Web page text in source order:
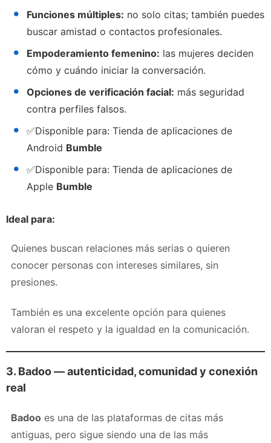
Funciones múltiples: no solo citas; también puedes
buscar amistad o contactos profesionales.
Empoderamiento femenino: las mujeres deciden
cómo y cuándo iniciar la conversación.
Opciones de verificación facial: más seguridad
contra perfiles falsos.
✅Disponible para: Tienda de aplicaciones de
Android Bumble
✅Disponible para: Tienda de aplicaciones de
Apple Bumble
Ideal para:
Quienes buscan relaciones más serias o quieren
conocer personas con intereses similares, sin
presiones.
También es una excelente opción para quienes
valoran el respeto y la igualdad en la comunicación.
3. Badoo — autenticidad, comunidad y conexión
real
Badoo es una de las plataformas de citas más
antiguas, pero sigue siendo una de las más